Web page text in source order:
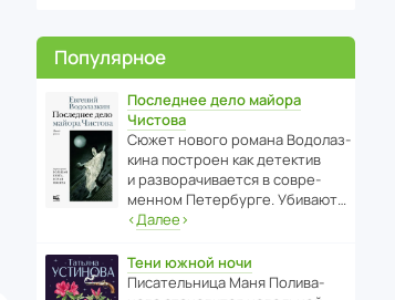
Популярное
Последнее дело майора
Чистова
Сюжет нового романа Водо­ла­з­
кина пост­роен как дете­ктив
и разво­ра­чи­ва­ется в совре­
менном Пете­р­бурге. Убивают…
‹Далее›
Тени южной ночи
Писа­тель­ница Маня Поли­ва­